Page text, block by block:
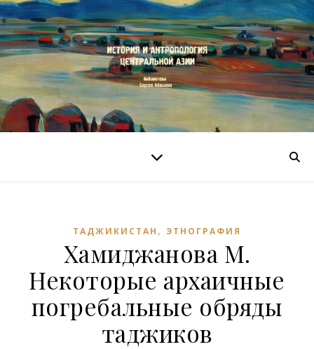
ТАДЖИКИСТАН , ЭТНОГРАФИЯ
Хамиджанова М.
Некоторые архаичные
погребальные обряды
таджиков